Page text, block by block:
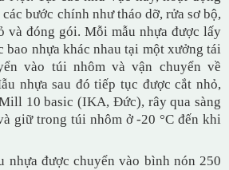
bước chính như tháo dỡ, rửa sơ bộ,
và đóng gói. Mỗi mẫu nhựa được lấy
bao nhựa khác nhau tại một xưởng tái
vào túi nhôm và vận chuyển về
nhựa sau đó tiếp tục được cắt nhỏ,
10 basic (IKA, Đức), rây qua sàng
giữ trong túi nhôm ở -20 °C đến khi
nhựa được chuyển vào bình nón 250